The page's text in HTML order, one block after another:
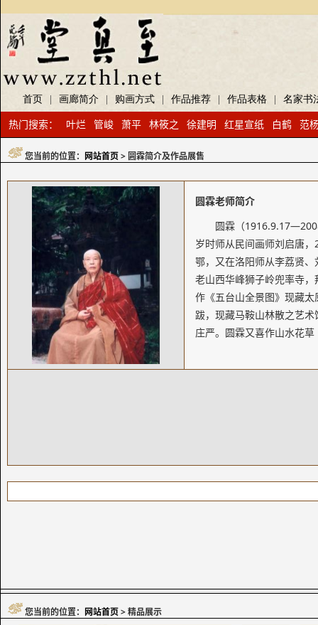
首页 画廊简介 购画方式 作品推荐 作品表格 名家书
热门搜索： 叶烂 管峻 萧平 林筱之 徐建明 红星宣纸 白鹤 范
您当前的位置： 网站首页> 圆霖简介及作品展售
圆霖老师简介
圆霖（
岁时师从民间画师刘启唐
鄂，又在洛阳师从李荔贤
老山西华峰狮子岭兜率寺
作《五台山全景图》现藏
跋，现藏马鞍山林散之艺
庄严。圆霖又喜作山水花
您当前的位置： 网站首页> 精品展示